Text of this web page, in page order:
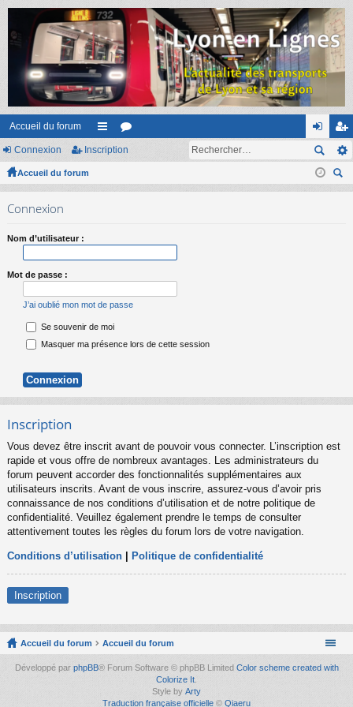
Accueil du forum
ac
s
or on
ne
ns
cri
Connexion Inscription
Accueil du forum
ec
Connexion
Nom d’utilisateur :
Mot de passe :
J’ai oublié mon mot de passe
Se souvenir de moi
Masquer ma présence lors de cette session
Inscription
Vous devez être inscrit avant de pouvoir vous connecter. L’inscription est
rapide et vous offre de nombreux avantages. Les administrateurs du
forum peuvent accorder des fonctionnalités supplémentaires aux
utilisateurs inscrits. Avant de vous inscrire, assurez-vous d’avoir pris
connaissance de nos conditions d’utilisation et de notre politique de
confidentialité. Veuillez également prendre le temps de consulter
attentivement toutes les règles du forum lors de votre navigation.
Conditions d’utilisation Politique de confidentialité
Inscription
Accueil du forum Accueil du forum
Développé par phpBB® Forum Software © phpBB Limited Color scheme created with
Colorize It.
Style by Arty
Traduction française officielle © Qiaeru